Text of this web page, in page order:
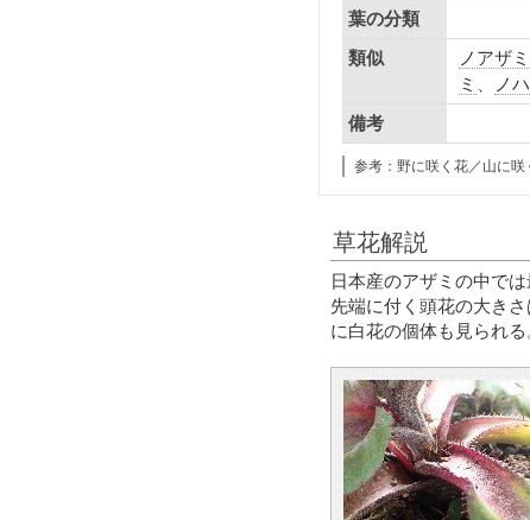
葉の分類
類似 ノアザミ
ミ
ノ
備考
参考：野に咲く花／山に咲
草花解説
日本産のアザミの中で
先端に付く頭花の大き
に白花の個体も見られ